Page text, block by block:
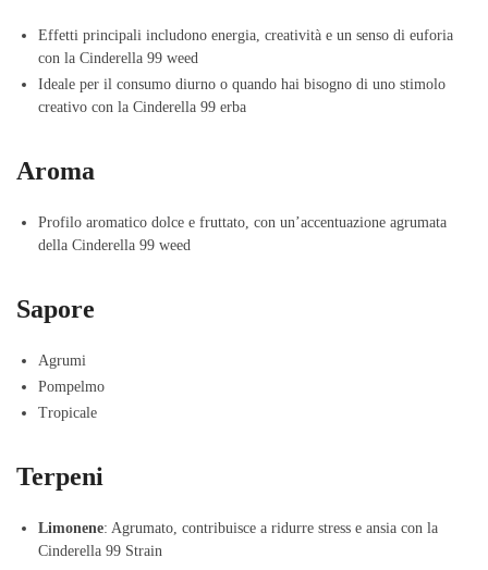
Effetti principali includono energia, creatività e un senso di euforia
con la Cinderella 99 weed
Ideale per il consumo diurno o quando hai bisogno di uno stimolo
creativo con la Cinderella 99 erba
Aroma
Profilo aromatico dolce e fruttato, con un’accentuazione agrumata
della Cinderella 99 weed
Sapore
Agrumi
Pompelmo
Tropicale
Terpeni
Limonene: Agrumato, contribuisce a ridurre stress e ansia con la
Cinderella 99 Strain